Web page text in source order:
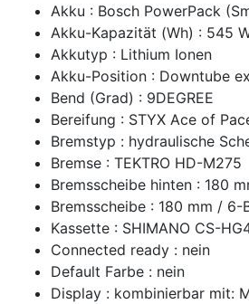
Akku : Bosch PowerPack
Akku-Kapazität (Wh) : 545
Akkutyp : Lithium Ionen
Akku-Position : Downtube
Bend (Grad) : 9DEGREE
Bereifung : STYX Ace of
Bremstyp : hydraulische
Bremse : TEKTRO HD-M275
Bremsscheibe hinten : 180
Bremsscheibe : 180 mm / 6-
Kassette : SHIMANO CS-
Connected ready : nein
Default Farbe : nein
Display : kombinierbar mit: